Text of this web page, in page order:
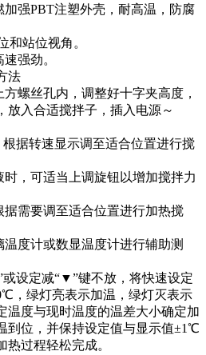
强PBT注塑外壳，耐高温，防腐
和站位视角。
强劲。
法
螺丝孔内，调整好十字夹高度，
放入合适搅拌子，插入电源～
根据转速显示调至适合位置进行搅
，可适当上调旋钮以增加搅拌力
需要调至适合位置进行加热搅
度计或数显温度计进行辅助测
设定减“▼”键不放，将快速设定
，绿灯亮表示加温，绿灯灭表示
温度与现时温度的温差大小确定加
到位，并保持设定值与显示值±1℃
过程轻松完成。